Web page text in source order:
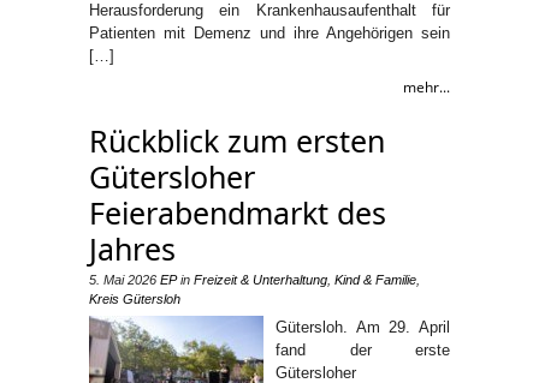
Herausforderung ein Krankenhausaufenthalt für
Patienten mit Demenz und ihre Angehörigen sein
[…]
mehr...
Rückblick zum ersten
Gütersloher
Feierabendmarkt des
Jahres
5. Mai 2026 EPin Freizeit & Unterhaltung Kind & Familie
Kreis Gütersloh
Gütersloh. Am 29. April
fand der erste
Gütersloher